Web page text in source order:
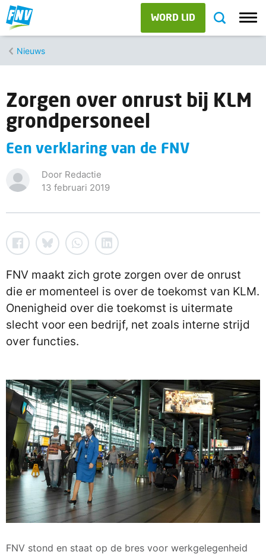
WORD LID
Nieuws
Zorgen over onrust bij KLM
grondpersoneel
Een verklaring van de FNV
Door Redactie
13 februari 2019
FNV maakt zich grote zorgen over de onrust
die er momenteel is over de toekomst van KLM.
Onenigheid over die toekomst is uitermate
slecht voor een bedrijf, net zoals interne strijd
over functies.
FNV stond en staat op de bres voor werkgelegenheid